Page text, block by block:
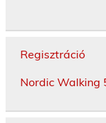
Regisztráció
Nordic Walking